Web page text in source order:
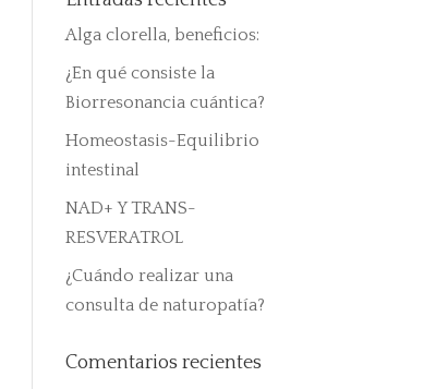
Alga clorella, beneficios:
¿En qué consiste la
Biorresonancia cuántica?
Homeostasis-Equilibrio
intestinal
NAD+ Y TRANS-
RESVERATROL
¿Cuándo realizar una
consulta de naturopatía?
Comentarios recientes